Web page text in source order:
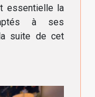
essentielle la
à ses
suite de cet